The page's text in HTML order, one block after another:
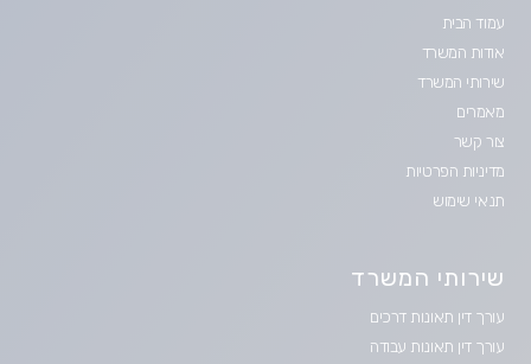
עמוד הבית
אודות המשרד
שירותי המשרד
מאמרים
צור קשר
מדיניות הפרטיות
תנאי שימוש
שירותי המשרד
עורך דין תאונות דרכים
עורך דין תאונות עבודה